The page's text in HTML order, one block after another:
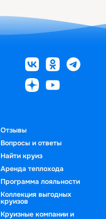
Отзывы
Вопросы и ответы
Найти круиз
Аренда теплохода
Программа лояльности
Коллекция выгодных
круизов
Круизные компании и